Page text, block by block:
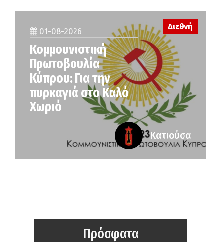
01-08-2026
Κομμουνιστική
Πρωτοβουλία
Κύπρου: Για την
πυρκαγιά στο Καλό
Χωριό
Διεθνή
Κατιούσα
Πρόσφατα